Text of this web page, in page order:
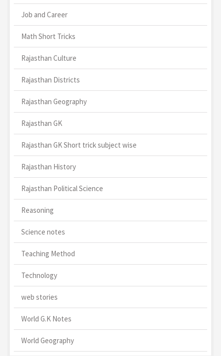
Job and Career
Math Short Tricks
Rajasthan Culture
Rajasthan Districts
Rajasthan Geography
Rajasthan GK
Rajasthan GK Short trick subject wise
Rajasthan History
Rajasthan Political Science
Reasoning
Science notes
Teaching Method
Technology
web stories
World G.K Notes
World Geography